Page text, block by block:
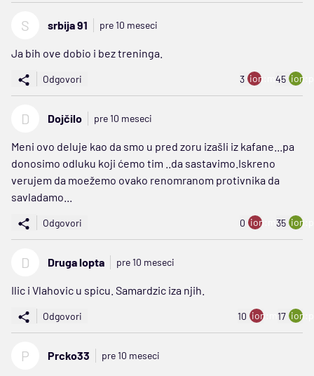
S srbija 91 pre 10 meseci
Ja bih ove dobio i bez treninga.
Odgovori 3 ion:minus
45
D Dojčilo pre 10 meseci
Meni ovo deluje kao da smo u pred zoru izašli iz kafane...pa
donosimo odluku koji ćemo tim ..da sastavimo.Iskreno
verujem da moežemo ovako renomranom protivnika da
savladamo...
Odgovori 0 ion:minus
35
D Druga lopta pre 10 meseci
Ilic i Vlahovic u spicu. Samardzic iza njih.
Odgovori 10 ion:minus
17
P Prcko33 pre 10 meseci